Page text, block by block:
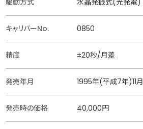
駆動方式 水晶発振式(光発電)
キャリバーNo. 0850
精度 ±20秒/月差
発売年月 1995年(平成7年)11月
発売時の価格 40,000円